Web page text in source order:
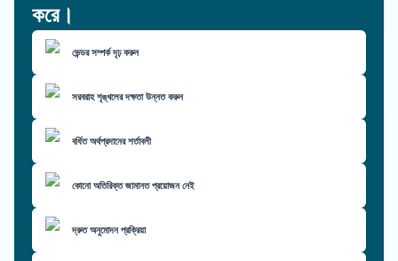
করে।
ভেন্ডর সম্পর্ক দৃঢ় করুন
সরবরাহ শৃঙ্খলের দক্ষতা উন্নত করুন
বর্ধিত অর্থপ্রদানের শর্তাবলী
কোনো অতিরিক্ত জামানত প্রয়োজন নেই
দ্রুত অনুমোদন প্রক্রিয়া